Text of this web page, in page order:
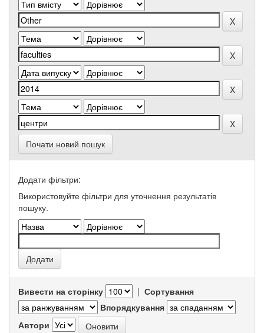
Почати новий пошук
Додати фільтри:
Використовуйте фільтри для уточнення результатів
пошуку.
Вивести на сторінку | Сортування
Впорядкування
Автори